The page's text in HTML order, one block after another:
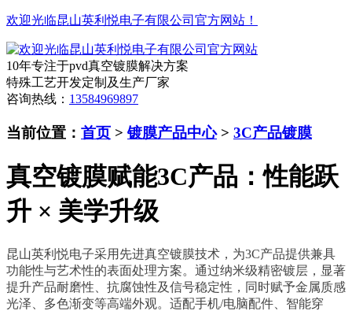
欢迎光临昆山英利悦电子有限公司官方网站！
10年专注于pvd真空镀膜解决方案
特殊工艺开发定制及生产厂家
咨询热线： 13584969897
当前位置： 首页 >镀膜产品中心> 3C产品镀膜
真空镀膜赋能3C产品：性能跃
升 × 美学升级
昆山英利悦电子采用先进真空镀膜技术，为3C产品提供兼具
功能性与艺术性的表面处理方案。通过纳米级精密镀层，显著
提升产品耐磨性、抗腐蚀性及信号稳定性，同时赋予金属质感
光泽、多色渐变等高端外观。适配手机/电脑配件、智能穿